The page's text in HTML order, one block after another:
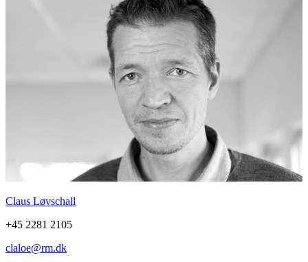
Claus Løvschall
+45 2281 2105
claloe@rm.dk